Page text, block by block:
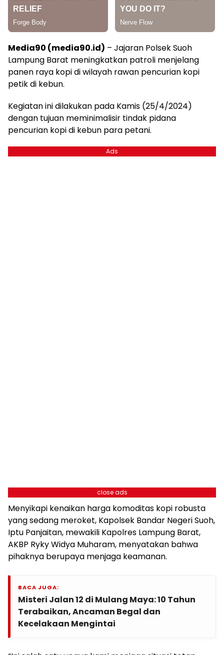
Media90 (media90.id) – Jajaran Polsek Suoh
Lampung Barat meningkatkan patroli menjelang
panen raya kopi di wilayah rawan pencurian kopi
petik di kebun.
Kegiatan ini dilakukan pada Kamis (25/4/2024)
dengan tujuan meminimalisir tindak pidana
pencurian kopi di kebun para petani.
Ads
close ads
Menyikapi kenaikan harga komoditas kopi robusta
yang sedang meroket, Kapolsek Bandar Negeri Suoh,
Iptu Panjaitan, mewakili Kapolres Lampung Barat,
AKBP Ryky Widya Muharam, menyatakan bahwa
pihaknya berupaya menjaga keamanan.
BACA JUGA:
Misteri Jalan 12 di Mulang Maya: 10 Tahun
Terabaikan, Ancaman Begal dan
Kecelakaan Mengintai